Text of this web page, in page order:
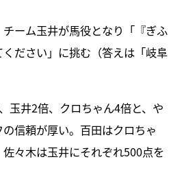
ーム玉井が馬役となり「『ぎふ
ださい」に挑む（答えは「岐阜
玉井2倍、クロちゃん4倍と、や
信頼が厚い。百田はクロちゃ
々木は玉井にそれぞれ500点を